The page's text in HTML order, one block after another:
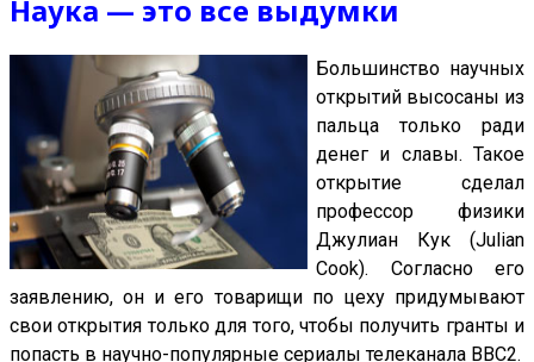
Наука — это все выдумки
Большинство научных
открытий высосаны из
пальца только ради
денег и славы. Такое
открытие сделал
профессор физики
Джулиан Кук (Julian
Cook). Согласно его
заявлению, он и его товарищи по цеху придумывают
свои открытия только для того, чтобы получить гранты и
попасть в научно-популярные сериалы телеканала BBC2.